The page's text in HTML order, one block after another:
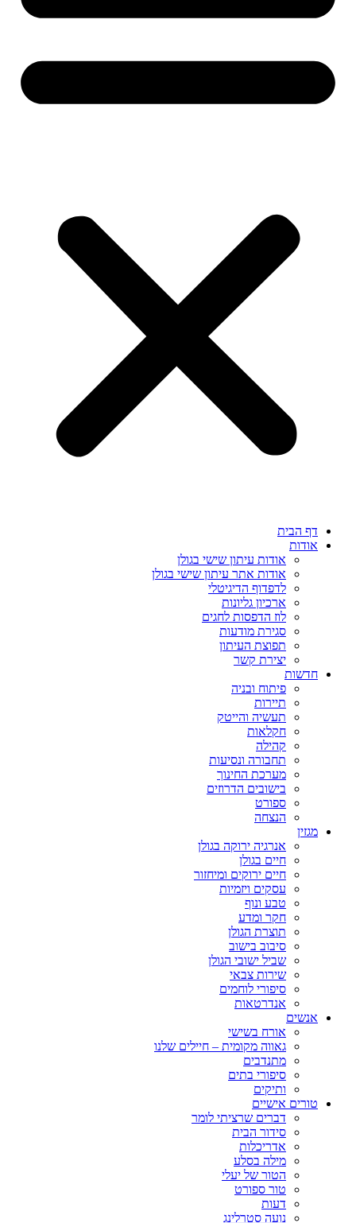
דף הבית
אודות
אודות עיתון שישי בגולן
אודות אתר עיתון שישי בגולן
לדפדוף הדיגיטלי
ארכיון גליונות
לוז הדפסות לחגים
סגירת מודעות
תפוצת העיתון
יצירת קשר
חדשות
פיתוח ובניה
תיירות
תעשיה והייטק
חקלאות
קהילה
תחבורה ונסיעות
מערכת החינוך
בישובים הדרוזים
ספורט
הנצחה
מגזין
אנרגיה ירוקה בגולן
חיים בגולן
חיים ירוקים ומיחזור
עסקים ויזמיות
טבע ונוף
חקר ומדע
תוצרת הגולן
סיבוב בישוב
שביל ישובי הגולן
שירות צבאי
סיפורי לוחמים
אנדרטאות
אנשים
אורח בשישי
גאווה מקומית – חיילים שלנו
מתנדבים
סיפורי בתים
ותיקים
טורים אישיים
דברים שרציתי לומר
סידור הבית
אדריכלות
מילה בסלע
הטור של יעלי
טור ספורט
דעות
נועה סטרלינג